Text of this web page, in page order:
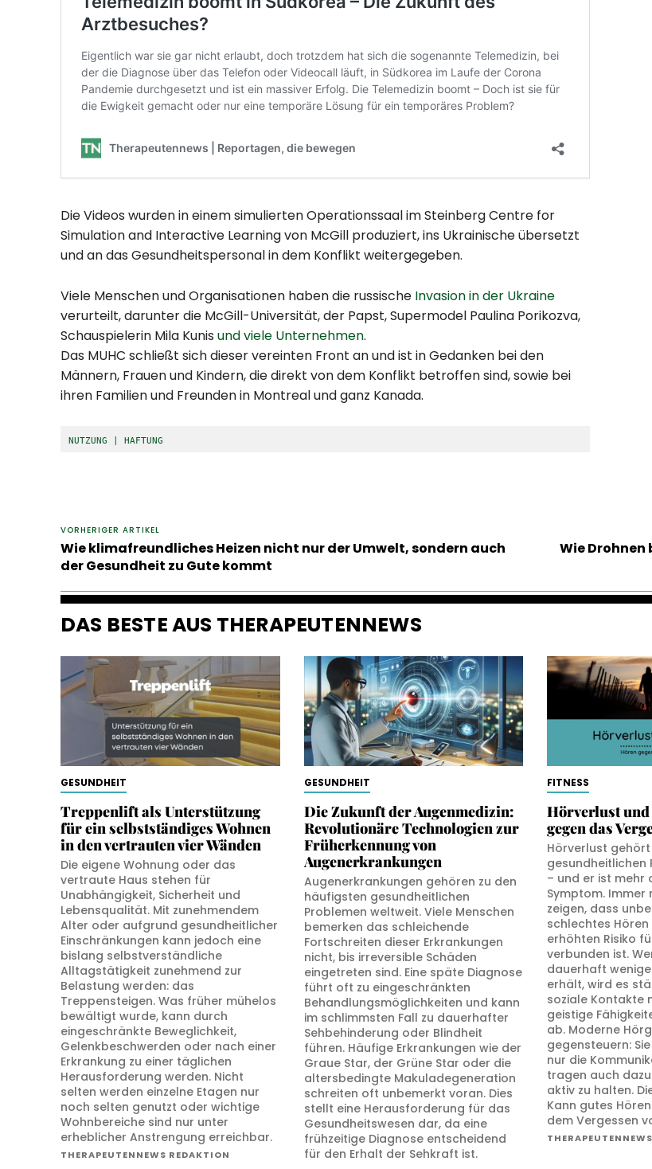
Die Videos wurden in einem simulierten Operationssaal im Steinberg Centre for
Simulation and Interactive Learning von McGill produziert, ins Ukrainische übersetzt
und an das Gesundheitspersonal in dem Konflikt weitergegeben.
Viele Menschen und Organisationen haben die russische Invasion in der Ukraine
verurteilt, darunter die McGill-Universität, der Papst, Supermodel Paulina Porikozva,
Schauspielerin Mila Kunis und viele Unternehmen.
Das MUHC schließt sich dieser vereinten Front an und ist in Gedanken bei den
Männern, Frauen und Kindern, die direkt von dem Konflikt betroffen sind, sowie bei
ihren Familien und Freunden in Montreal und ganz Kanada.
NUTZUNG | HAFTUNG
VORHERIGER ARTIKEL
Wie klimafreundliches Heizen nicht nur der Umwelt, sondern auch
der Gesundheit zu Gute kommt
Wie
DAS BESTE AUS THERAPEUTENNEWS
GESUNDHEIT
Treppenlift als Unterstützung
für ein selbstständiges Wohnen
in den vertrauten vier Wänden
Die eigene Wohnung oder das
vertraute Haus stehen für
Unabhängigkeit, Sicherheit und
Lebensqualität. Mit zunehmendem
Alter oder aufgrund gesundheitlicher
Einschränkungen kann jedoch eine
bislang selbstverständliche
Alltagstätigkeit zunehmend zur
Belastung werden: das
Treppensteigen. Was früher mühelos
bewältigt wurde, kann durch
eingeschränkte Beweglichkeit,
Gelenkbeschwerden oder nach einer
Erkrankung zu einer täglichen
Herausforderung werden. Nicht
selten werden einzelne Etagen nur
noch selten genutzt oder wichtige
Wohnbereiche sind nur unter
erheblicher Anstrengung erreichbar.
THERAPEUTENNEWS REDAKTION
GESUNDHEIT
Die Zukunft der Augenmedizin:
Revolutionäre Technologien zur
Früherkennung von
Augenerkrankungen
Augenerkrankungen gehören zu den
häufigsten gesundheitlichen
Problemen weltweit. Viele Menschen
bemerken das schleichende
Fortschreiten dieser Erkrankungen
nicht, bis irreversible Schäden
eingetreten sind. Eine späte Diagnose
führt oft zu eingeschränkten
Behandlungsmöglichkeiten und kann
im schlimmsten Fall zu dauerhafter
Sehbehinderung oder Blindheit
führen. Häufige Erkrankungen wie der
Graue Star, der Grüne Star oder die
altersbedingte Makuladegeneration
schreiten oft unbemerkt voran. Dies
stellt eine Herausforderung für das
Gesundheitswesen dar, da eine
frühzeitige Diagnose entscheidend
für den Erhalt der Sehkraft ist.
FITNESS
Hörverlust und
gegen das
Hörverlust
gesundheitlichen
– und er ist mehr
Symptom. Immer
zeigen, dass
schlechtes
erhöhten Risiko
verbunden ist.
dauerhaft
erhält, wird es
soziale Kontakte
geistige
ab. Moderne
gegensteuern:
nur die
tragen auch
aktiv zu halten.
Kann gutes
dem Vergessen